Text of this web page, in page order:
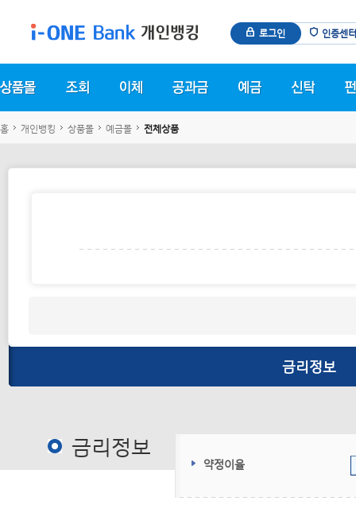
로그인 인증센터
홈 개인뱅킹 상품몰 예금몰 전체상품
금리정보
금리정보
약정이율